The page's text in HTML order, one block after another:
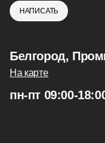
НАПИСАТЬ
Белгород,
На карте
пн-пт 09:00-